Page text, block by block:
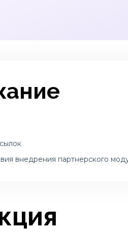
внедрения партнерского